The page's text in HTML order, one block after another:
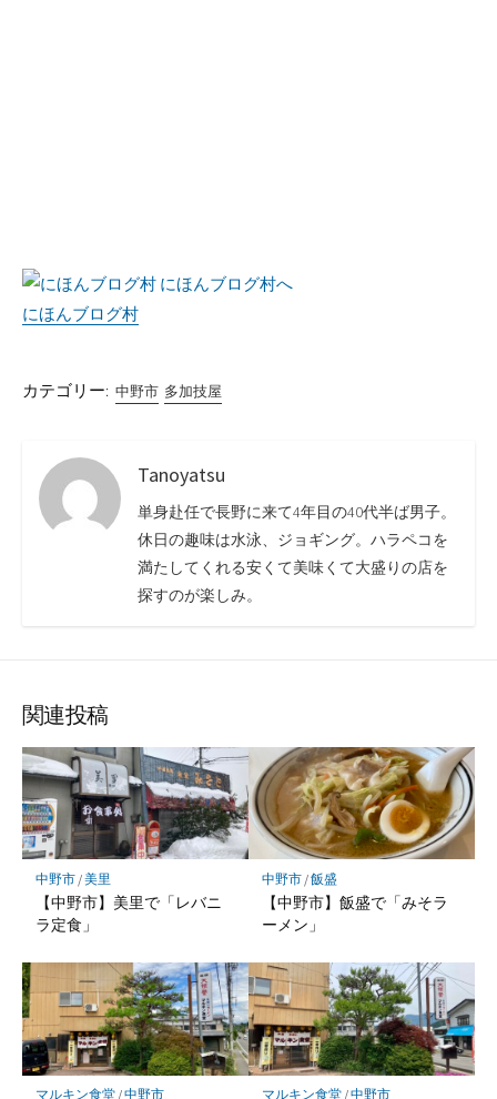
にほんブログ村
カテゴリー: 中野市 多加技屋
Tanoyatsu
単身赴任で長野に来て4年目の40代半ば男子。
休日の趣味は水泳、ジョギング。ハラペコを
満たしてくれる安くて美味くて大盛りの店を
探すのが楽しみ。
関連投稿
中野市/美里
【中野市】美里で「レバニ
ラ定食」
中野市/飯盛
【中野市】飯盛で「みそラ
ーメン」
マルキン食堂/中野市 マルキン食堂/中野市